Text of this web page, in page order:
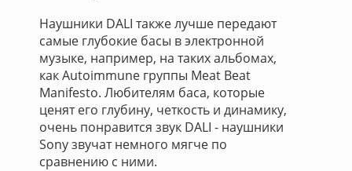
Наушники DALI также лучше передают
самые глубокие басы в электронной
музыке, например, на таких альбомах,
как Autoimmune группы Meat Beat
Manifesto. Любителям баса, которые
ценят его глубину, четкость и динамику,
очень понравится звук DALI - наушники
Sony звучат немного мягче по
сравнению с ними.